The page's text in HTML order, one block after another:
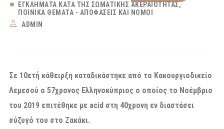
ΕΓΚΛΉΜΑΤΑ ΚΑΤΆ ΤΗΣ ΣΩΜΑΤΙΚΉΣ ΑΚΕΡΑΙΌΤΗΤΑΣ
ΠΟΙΝΙΚΆ ΘΈΜΑΤΑ - ΑΠΟΦΆΣΕΙΣ ΚΑΙ ΝΌΜΟΙ
ADMIN
Σε 10ετή κάθειρξη καταδικάστηκε από το Κακουργιοδικείο
Λεμεσού ο 57χρονος Ελληνοκύπριος ο οποίος το Νοέμβριο
του 2019 επιτέθηκε με acid στη 40χρονη εν διαστάσει
σύζυγό του στο Ζακάκι.